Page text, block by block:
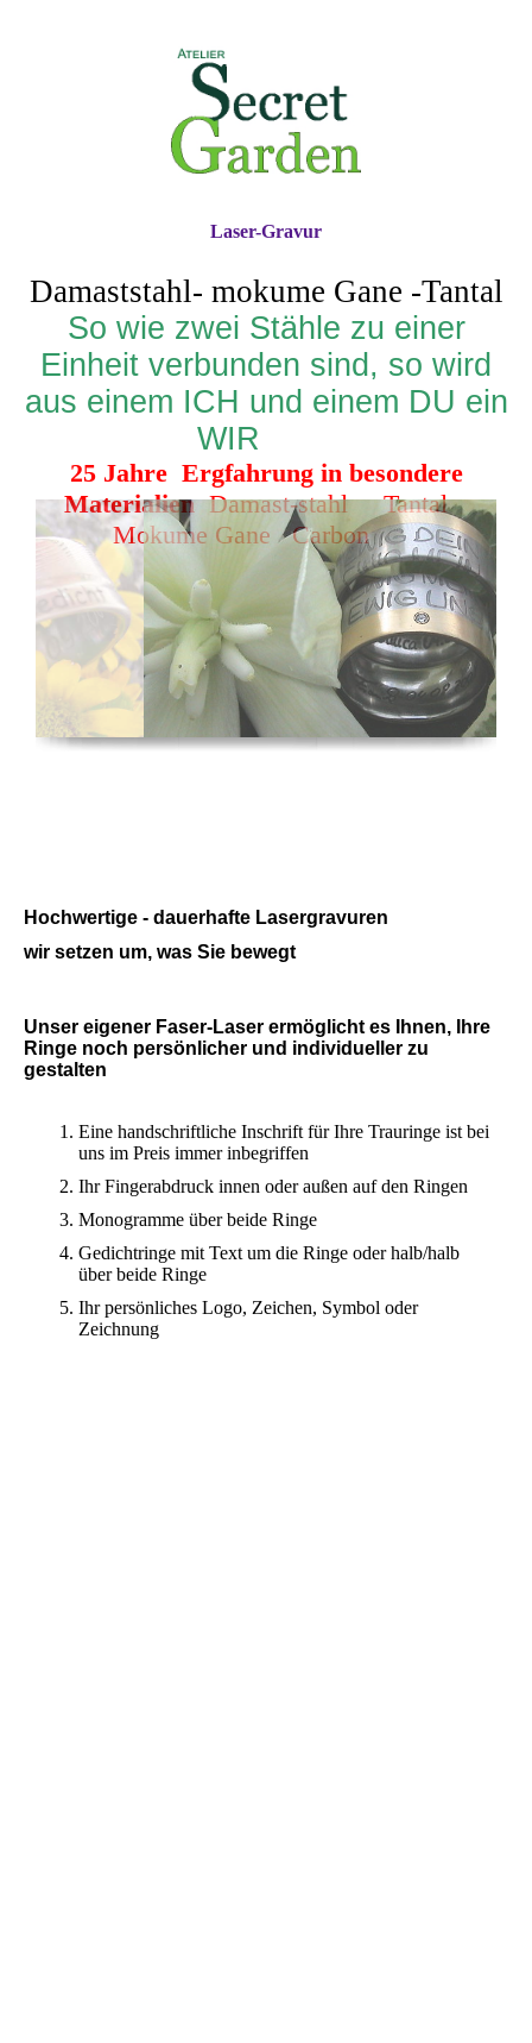
Damaststahl- mokume Gane -Tantal
So wie zwei Stähle zu einer
Einheit verbunden sind, so wird
aus einem ICH und einem DU ein
WIR
25 Jahre Ergfahrung in besondere
MaterialienDamast-stahl Tantal
Mokume Gane Carbon
Laser-Gravur
Hochwertige - dauerhafte Lasergravuren
wir setzen um, was Sie bewegt
Unser eigener Faser-Laser ermöglicht es Ihnen, Ihre
Ringe noch persönlicher und individueller zu
gestalten
Eine handschriftliche Inschrift für Ihre Trauringe ist bei
uns im Preis immer inbegriffen
Ihr Fingerabdruck innen oder außen auf den Ringen
Monogramme über beide Ringe
Gedichtringe mit Text um die Ringe oder halb/halb
über beide Ringe
Ihr persönliches Logo, Zeichen, Symbol oder
Zeichnung